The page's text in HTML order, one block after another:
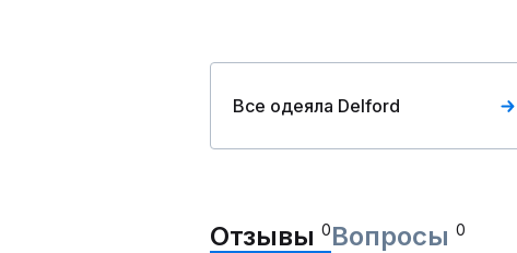
Все одеяла Delford
Отзывы 0Вопросы 0